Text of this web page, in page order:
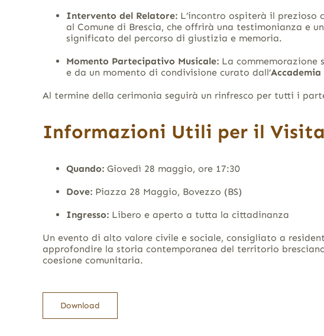
Intervento del Relatore:L’incontro ospiterà il prezioso
al Comune di Brescia, che offrirà una testimonianza e
significato del percorso di giustizia e memoria.
Momento Partecipativo Musicale:La commemorazione
e da un momento di condivisione curato dall’Accademia
Al termine della cerimonia seguirà un rinfresco per tutti i
Informazioni Utili per il
Quando:Giovedì 28 maggio, ore 17:30
Dove:Piazza 28 Maggio, Bovezzo (BS)
Ingresso:Libero e aperto a tutta la cittadinanza
Un evento di alto valore civile e sociale, consigliato a
approfondire la storia contemporanea del territorio
coesione comunitaria.
Download